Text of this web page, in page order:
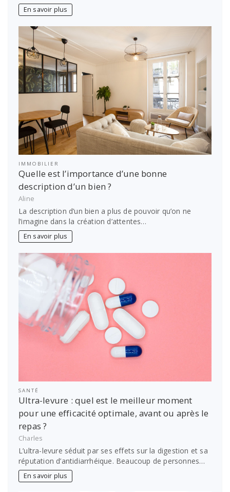
En savoir plus
IMMOBILIER
Quelle est l’importance d’une bonne
description d’un bien ?
Aline
La description d’un bien a plus de pouvoir qu’on ne
l’imagine dans la création d’attentes…
En savoir plus
SANTÉ
Ultra-levure : quel est le meilleur moment
pour une efficacité optimale, avant ou après le
repas ?
Charles
L’ultra-levure séduit par ses effets sur la digestion et sa
réputation d’antidiarrhéique. Beaucoup de personnes…
En savoir plus